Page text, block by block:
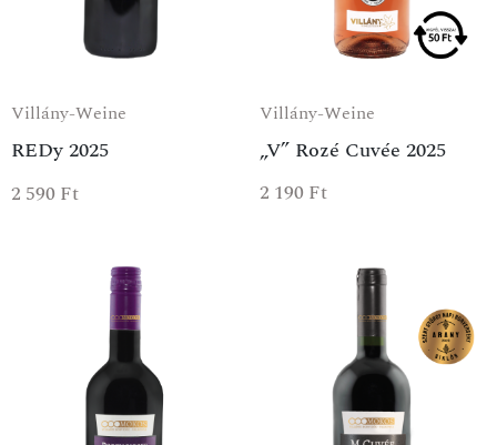
Villány-Weine
REDy 2025
2 590 Ft
Villány-Weine
„V” Rozé Cuvée 2025
2 190 Ft